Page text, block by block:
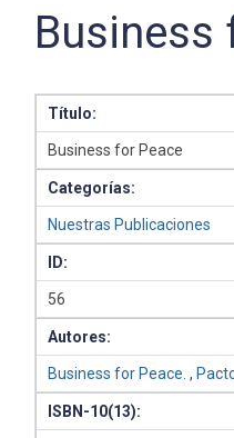
Business
Título:
Business for Peace
Categorías:
Nuestras Publicaciones
ID:
56
Autores:
Business for Peace. ,
ISBN-10(13):